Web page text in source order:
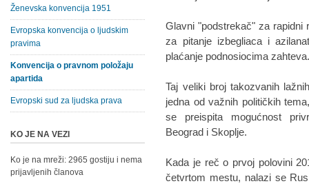
Glavni "podstrekač" za
za pitanje izbegliaca i
plaćanje podnosiocima
Taj veliki broj takozvanih
jedna od važnih političkih
se preispita mogućnost
Beograd i Skoplje.
Kada je reč o prvoj polovini
četvrtom mestu, nalazi se
Ženevska konvencija 1951
Evropska konvencija o ljudskim
pravima
Konvencija o pravnom položaju
apartida
Evropski sud za ljudska prava
KO JE NA VEZI
Ko je na mreži: 2965 gostiju i nema
prijavljenih članova